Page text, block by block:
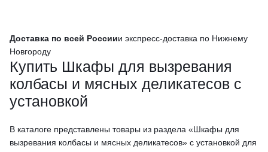
Доставка по всей Россиии экспресс-доставка по Нижнему
Новгороду
Купить Шкафы для вызревания
колбасы и мясных деликатесов с
установкой
В каталоге представлены товары из раздела «Шкафы для
вызревания колбасы и мясных деликатесов» с установкой для